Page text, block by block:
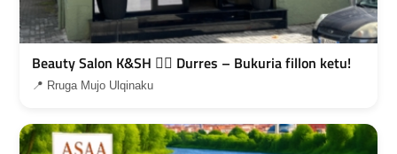
Beauty Salon K&SH 💇‍♀️ Durres – Bukuria fillon ketu!
📍 Rruga Mujo Ulqinaku